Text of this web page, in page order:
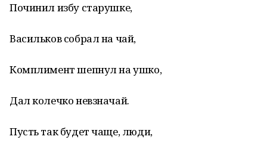
Починил избу старушке,
Васильков собрал на чай,
Комплимент шепнул на ушко,
Дал колечко невзначай.
Пусть так будет чаще, люди,